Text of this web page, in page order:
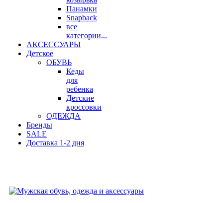
Панамки
Snapback
все
категории...
АКСЕССУАРЫ
Детское
ОБУВЬ
Кеды
для
ребенка
Детские
кроссовки
ОДЕЖДА
Бренды
SALE
Доставка 1-2 дня